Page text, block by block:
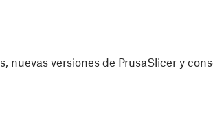
versiones de PrusaSlicer y